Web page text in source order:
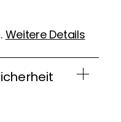
Weitere Details